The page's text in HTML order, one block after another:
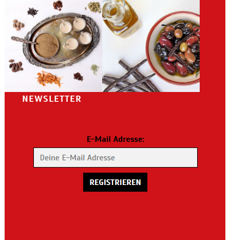
NEWSLETTER